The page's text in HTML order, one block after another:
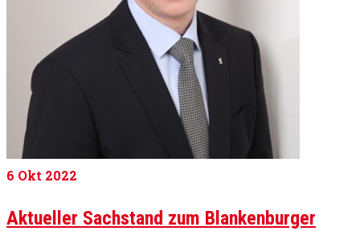
6 Okt 2022
Aktueller Sachstand zum Blankenburger